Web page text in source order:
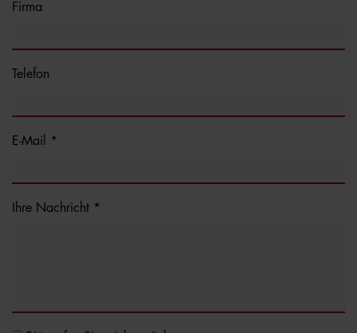
Firma
Telefon
E-Mail *
Ihre Nachricht *